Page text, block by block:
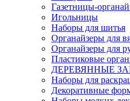
Газетницы-
Игольницы
Наборы для шитья
Органайзеры для
Органайзеры для
Пластиковые
ДЕРЕВЯННЫЕ
Наборы для
Декоративные